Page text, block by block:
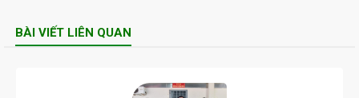
BÀI VIẾT LIÊN QUAN